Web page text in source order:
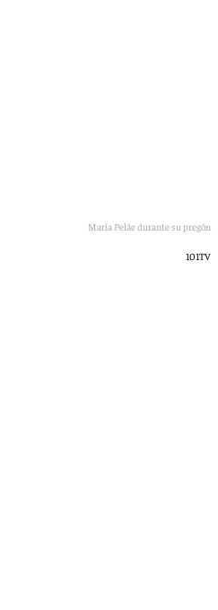
María Peláe durante su pregón
101TV